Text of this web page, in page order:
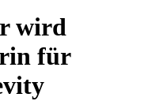
wird
für